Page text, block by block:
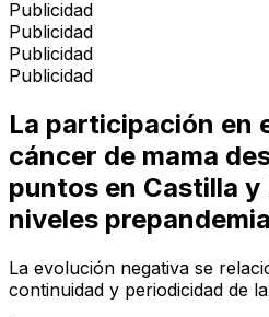
Publicidad
Publicidad
Publicidad
Publicidad
La participación en
cáncer de mama
puntos en Castilla
niveles prepandemia
La evolución negativa se
continuidad y periodicidad de